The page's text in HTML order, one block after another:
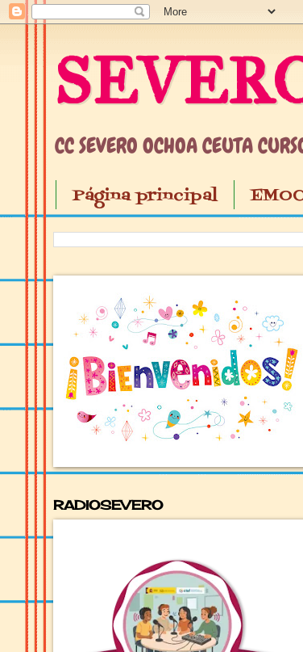
CC SEVERO OCHOA CEUTA
Página principal
RADIOSEVERO